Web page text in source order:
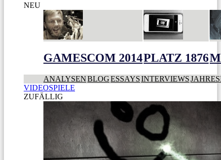
NEU
GAMESCOM 2014PLATZ 1876
ANALYSENBLOGESSAYSINTERVIEWS
VIDEOSPIELE
ZUFÄLLIG